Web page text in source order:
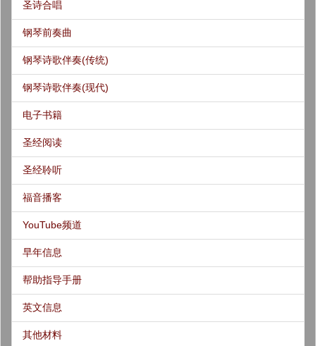
圣诗合唱
钢琴前奏曲
钢琴诗歌伴奏(传统)
钢琴诗歌伴奏(现代)
电子书籍
圣经阅读
圣经聆听
福音播客
YouTube频道
早年信息
帮助指导手册
英文信息
其他材料